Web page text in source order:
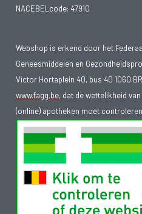
NACEBELcode: 47910
Webshop is erkend door het
Geneesmiddelen en
Victor Hortaplein 40, bus 40 1060
www.fagg.be, dat de wettelikheid
(online) apotheken moet